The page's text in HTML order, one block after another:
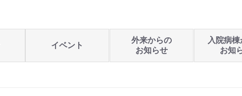
イベント
外来からの
お知らせ
入院病
お知